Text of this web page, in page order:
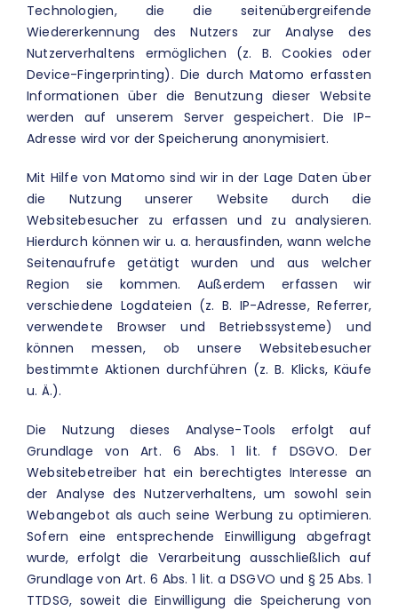
Technologien, die die seitenübergreifende
Wiedererkennung des Nutzers zur Analyse des
Nutzerverhaltens ermöglichen (z. B. Cookies oder
Device-Fingerprinting). Die durch Matomo erfassten
Informationen über die Benutzung dieser Website
werden auf unserem Server gespeichert. Die IP-
Adresse wird vor der Speicherung anonymisiert.
Mit Hilfe von Matomo sind wir in der Lage Daten über
die Nutzung unserer Website durch die
Websitebesucher zu erfassen und zu analysieren.
Hierdurch können wir u. a. herausfinden, wann welche
Seitenaufrufe getätigt wurden und aus welcher
Region sie kommen. Außerdem erfassen wir
verschiedene Logdateien (z. B. IP-Adresse, Referrer,
verwendete Browser und Betriebssysteme) und
können messen, ob unsere Websitebesucher
bestimmte Aktionen durchführen (z. B. Klicks, Käufe
u. Ä.).
Die Nutzung dieses Analyse-Tools erfolgt auf
Grundlage von Art. 6 Abs. 1 lit. f DSGVO. Der
Websitebetreiber hat ein berechtigtes Interesse an
der Analyse des Nutzerverhaltens, um sowohl sein
Webangebot als auch seine Werbung zu optimieren.
Sofern eine entsprechende Einwilligung abgefragt
wurde, erfolgt die Verarbeitung ausschließlich auf
Grundlage von Art. 6 Abs. 1 lit. a DSGVO und § 25 Abs. 1
TTDSG, soweit die Einwilligung die Speicherung von